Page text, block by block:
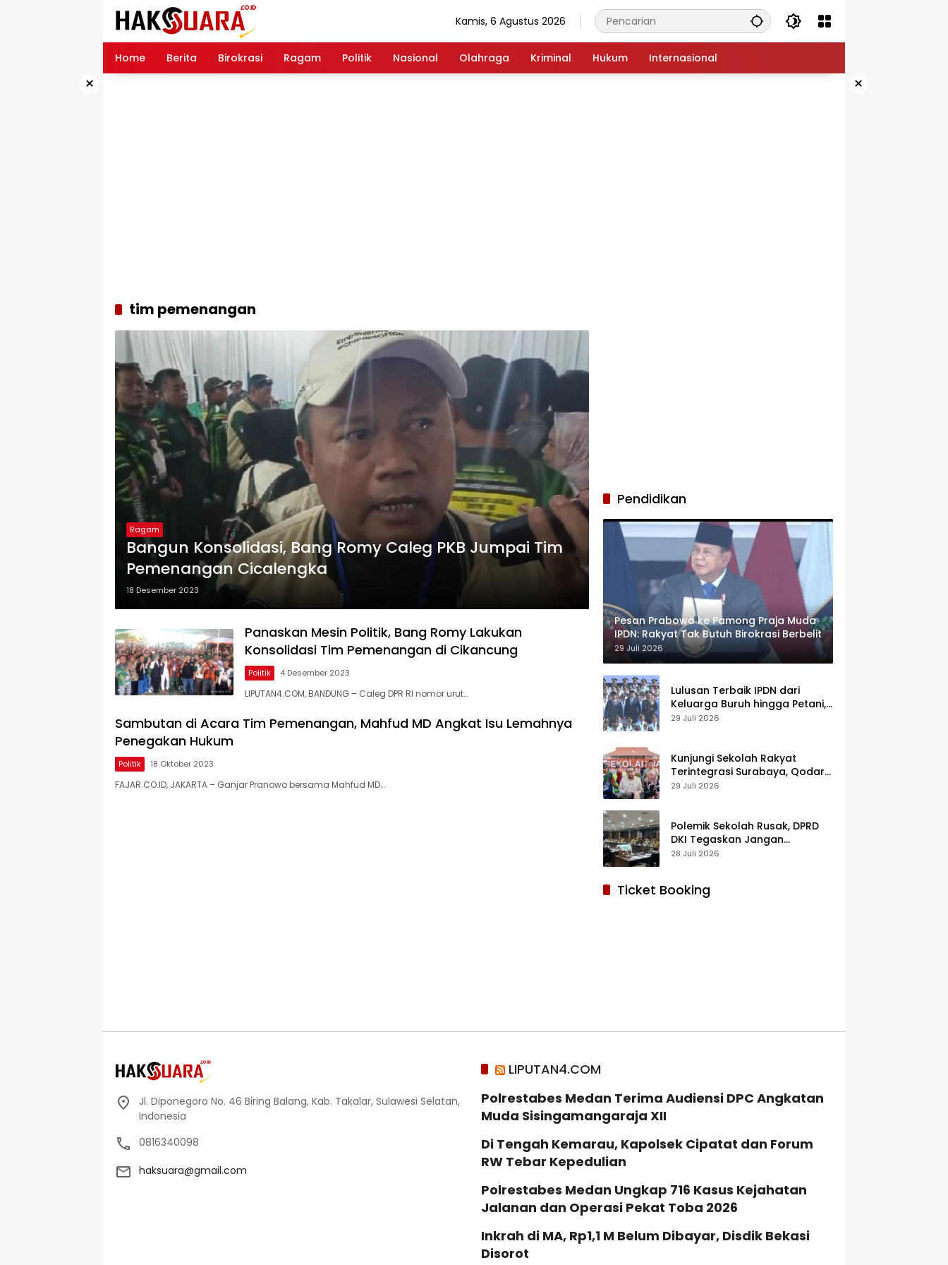
Kamis, 6 Agustus 2026
Home Berita Birokrasi Ragam Politik Nasional Olahraga Kriminal Hukum Internasional
× ×
tim pemenangan
Ragam
Bangun Konsolidasi, Bang Romy Caleg PKB Jumpai Tim
Pemenangan Cicalengka
18 Desember 2023
Panaskan Mesin Politik, Bang Romy Lakukan
Konsolidasi Tim Pemenangan di Cikancung
Politik 4 Desember 2023
LIPUTAN4.COM, BANDUNG – Caleg DPR RI nomor urut…
Sambutan di Acara Tim Pemenangan, Mahfud MD Angkat Isu Lemahnya
Penegakan Hukum
Politik 18 Oktober 2023
FAJAR.CO.ID, JAKARTA – Ganjar Pranowo bersama Mahfud MD…
Pendidikan
Pesan Prabowo ke Pamong Praja Muda
IPDN: Rakyat Tak Butuh Birokrasi Berbelit
29 Juli 2026
Lulusan Terbaik IPDN dari
Keluarga Buruh hingga Petani,
Prabowo: Membanggakan Hati
29 Juli 2026
Kunjungi Sekolah Rakyat
Terintegrasi Surabaya, Qodari:
Fasilitasnya Setara Sekolah
29 Juli 2026
Polemik Sekolah Rusak, DPRD
DKI Tegaskan Jangan
Salahkan Pusat
28 Juli 2026
Ticket Booking
Jl. Diponegoro No. 46 Biring Balang, Kab. Takalar, Sulawesi Selatan,
Indonesia
0816340098
haksuara@gmail.com
LIPUTAN4.COM
Polrestabes Medan Terima Audiensi DPC Angkatan
Muda Sisingamangaraja XII
Di Tengah Kemarau, Kapolsek Cipatat dan Forum
RW Tebar Kepedulian
Polrestabes Medan Ungkap 716 Kasus Kejahatan
Jalanan dan Operasi Pekat Toba 2026
Inkrah di MA, Rp1,1 M Belum Dibayar, Disdik Bekasi
Disorot